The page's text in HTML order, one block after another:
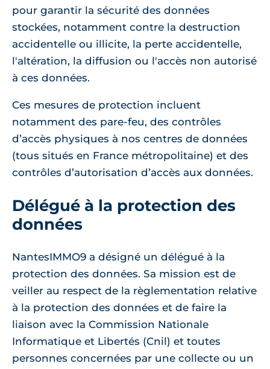
pour garantir la sécurité des données
stockées, notamment contre la destruction
accidentelle ou illicite, la perte accidentelle,
l'altération, la diffusion ou l'accès non autorisé
à ces données.
Ces mesures de protection incluent
notamment des pare-feu, des contrôles
d’accès physiques à nos centres de données
(tous situés en France métropolitaine) et des
contrôles d’autorisation d’accès aux données.
Délégué à la protection des
données
NantesIMMO9 a désigné un délégué à la
protection des données. Sa mission est de
veiller au respect de la règlementation relative
à la protection des données et de faire la
liaison avec la Commission Nationale
Informatique et Libertés (Cnil) et toutes
personnes concernées par une collecte ou un